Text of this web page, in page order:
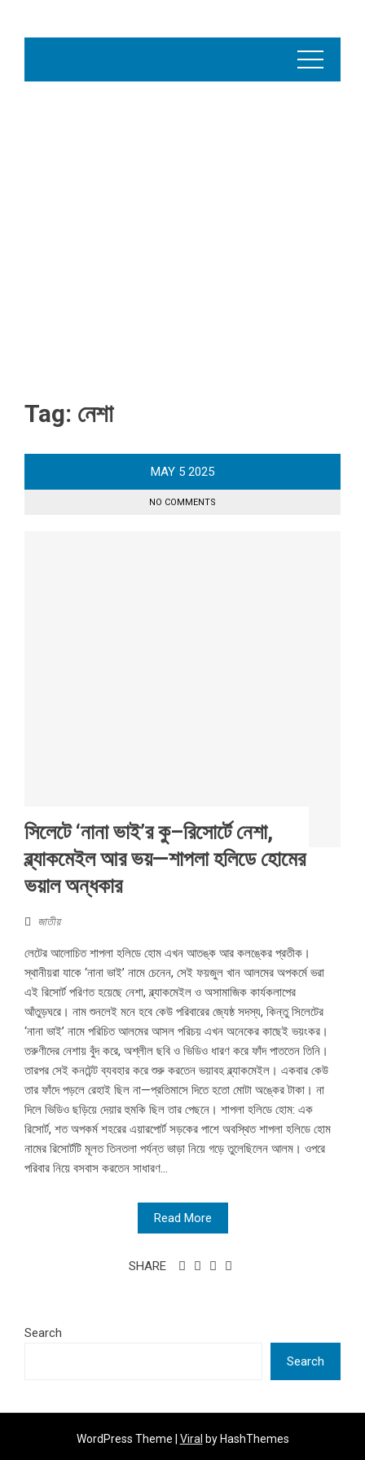
Tag: নেশা
MAY 5 2025
NO COMMENTS
সিলেটে ‘নানা ভাই’র কু–রিসোর্টে নেশা,
ব্ল্যাকমেইল আর ভয়—শাপলা হলিডে হোমের
ভয়াল অন্ধকার
জাতীয়
লেটের আলোচিত শাপলা হলিডে হোম এখন আতঙ্ক আর কলঙ্কের প্রতীক।
স্থানীয়রা যাকে ‘নানা ভাই’ নামে চেনেন, সেই ফয়জুল খান আলমের অপকর্মে ভরা
এই রিসোর্ট পরিণত হয়েছে নেশা, ব্ল্যাকমেইল ও অসামাজিক কার্যকলাপের
আঁতুড়ঘরে। নাম শুনলেই মনে হবে কেউ পরিবারের জ্যেষ্ঠ সদস্য, কিন্তু সিলেটের
‘নানা ভাই’ নামে পরিচিত আলমের আসল পরিচয় এখন অনেকের কাছেই ভয়ংকর।
তরুণীদের নেশায় বুঁদ করে, অশ্লীল ছবি ও ভিডিও ধারণ করে ফাঁদ পাততেন তিনি।
তারপর সেই কনটেন্ট ব্যবহার করে শুরু করতেন ভয়াবহ ব্ল্যাকমেইল। একবার কেউ
তার ফাঁদে পড়লে রেহাই ছিল না—প্রতিমাসে দিতে হতো মোটা অঙ্কের টাকা। না
দিলে ভিডিও ছড়িয়ে দেয়ার হুমকি ছিল তার পেছনে। শাপলা হলিডে হোম: এক
রিসোর্ট, শত অপকর্ম শহরের এয়ারপোর্ট সড়কের পাশে অবস্থিত শাপলা হলিডে হোম
নামের রিসোর্টটি মূলত তিনতলা পর্যন্ত ভাড়া নিয়ে গড়ে তুলেছিলেন আলম। ওপরে
পরিবার নিয়ে বসবাস করতেন সাধারণ...
Read More
SHARE
Search
Search
WordPress Theme | Viral by HashThemes